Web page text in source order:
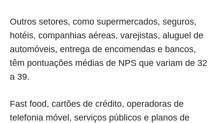
Outros setores, como supermercados, seguros,
hotéis, companhias aéreas, varejistas, aluguel de
automóveis, entrega de encomendas e bancos,
têm pontuações médias de NPS que variam de 32
a 39.
Fast food, cartões de crédito, operadoras de
telefonia móvel, serviços públicos e planos de